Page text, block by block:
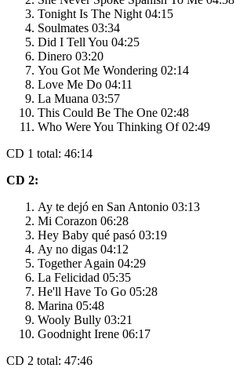
Tonight Is The Night 04:15
Soulmates 03:34
Did I Tell You 04:25
Dinero 03:20
You Got Me Wondering 02:14
Love Me Do 04:11
La Muana 03:57
This Could Be The One 02:48
Who Were You Thinking Of 02:49
CD 1 total: 46:14
CD 2:
Ay te dejó en San Antonio 03:13
Mi Corazon 06:28
Hey Baby qué pasó 03:19
Ay no digas 04:12
Together Again 04:29
La Felicidad 05:35
He'll Have To Go 05:28
Marina 05:48
Wooly Bully 03:21
Goodnight Irene 06:17
CD 2 total: 47:46